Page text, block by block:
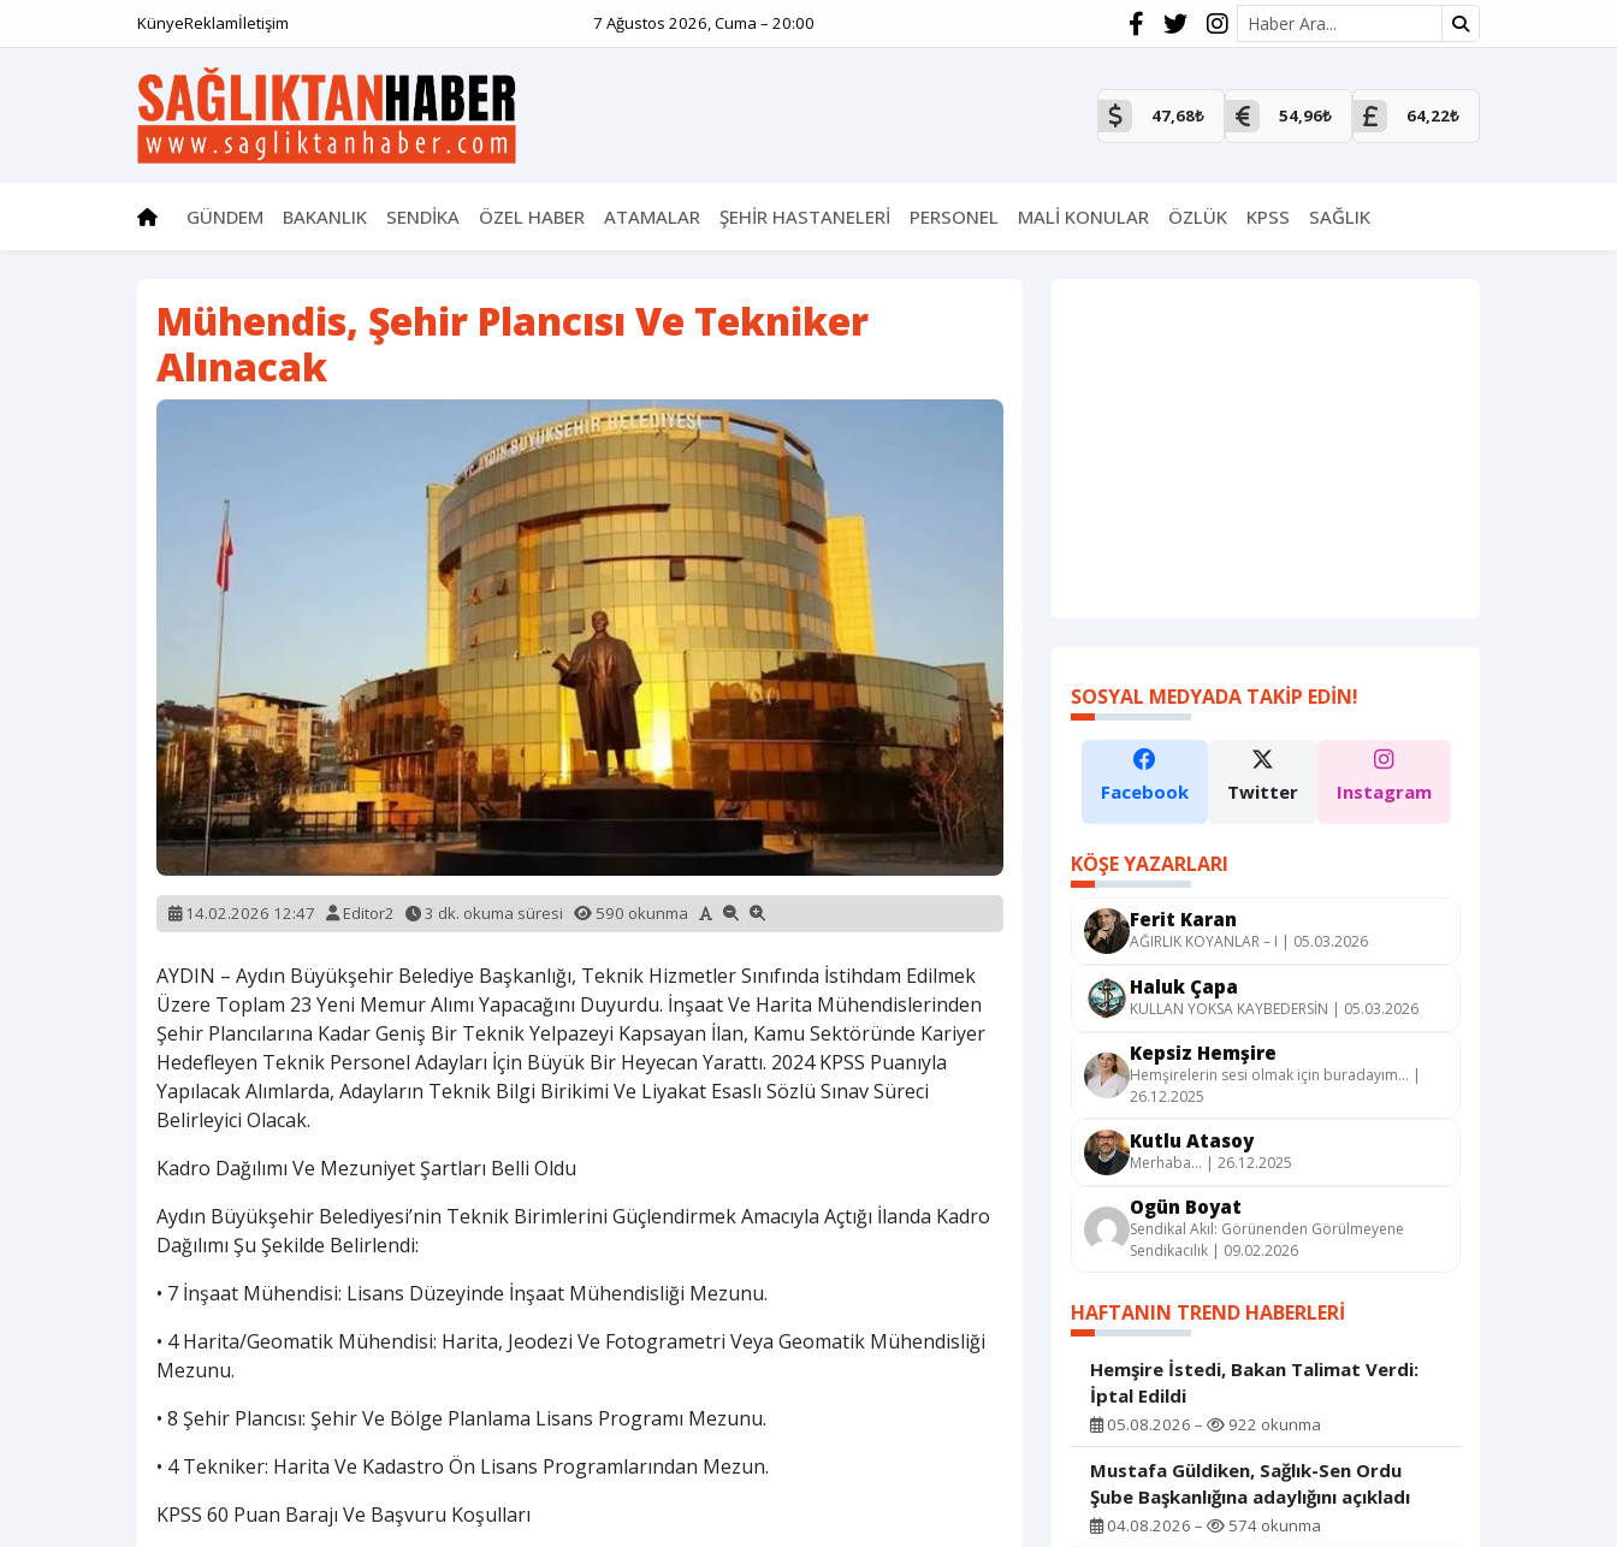
KünyeReklamİletişim 7 Ağustos 2026, Cuma – 20:00 Site içi arama
47,68₺ 54,96₺ 64,22₺
GÜNDEM BAKANLIK SENDİKA ÖZEL HABER ATAMALAR ŞEHİR HASTANELERİ PERSONEL MALİ KONULAR ÖZLÜK KPSS SAĞLIK
Mühendis, Şehir Plancısı Ve Tekniker
Alınacak
14.02.2026 12:47 Editor2 3 dk. okuma süresi 590 okunma
AYDIN – Aydın Büyükşehir Belediye Başkanlığı, Teknik Hizmetler Sınıfında İstihdam Edilmek
Üzere Toplam 23 Yeni Memur Alımı Yapacağını Duyurdu. İnşaat Ve Harita Mühendislerinden
Şehir Plancılarına Kadar Geniş Bir Teknik Yelpazeyi Kapsayan İlan, Kamu Sektöründe Kariyer
Hedefleyen Teknik Personel Adayları İçin Büyük Bir Heyecan Yarattı. 2024 KPSS Puanıyla
Yapılacak Alımlarda, Adayların Teknik Bilgi Birikimi Ve Liyakat Esaslı Sözlü Sınav Süreci
Belirleyici Olacak.
Kadro Dağılımı Ve Mezuniyet Şartları Belli Oldu
Aydın Büyükşehir Belediyesi’nin Teknik Birimlerini Güçlendirmek Amacıyla Açtığı İlanda Kadro
Dağılımı Şu Şekilde Belirlendi:
• 7 İnşaat Mühendisi: Lisans Düzeyinde İnşaat Mühendisliği Mezunu.
• 4 Harita/Geomatik Mühendisi: Harita, Jeodezi Ve Fotogrametri Veya Geomatik Mühendisliği
Mezunu.
• 8 Şehir Plancısı: Şehir Ve Bölge Planlama Lisans Programı Mezunu.
• 4 Tekniker: Harita Ve Kadastro Ön Lisans Programlarından Mezun.
KPSS 60 Puan Barajı Ve Başvuru Koşulları
SOSYAL MEDYADA TAKIP EDIN!
Facebook Twitter Instagram
KÖŞE YAZARLARI
Ferit Karan
AĞIRLIK KOYANLAR – I | 05.03.2026
Haluk Çapa
KULLAN YOKSA KAYBEDERSİN | 05.03.2026
Kepsiz Hemşire
Hemşirelerin sesi olmak için buradayım… |
26.12.2025
Kutlu Atasoy
Merhaba… | 26.12.2025
Ogün Boyat
Sendikal Akıl: Görünenden Görülmeyene
Sendikacılık | 09.02.2026
HAFTANIN TREND HABERLERI
Hemşire İstedi, Bakan Talimat Verdi:
İptal Edildi
05.08.2026 – 922 okunma
Mustafa Güldiken, Sağlık-Sen Ordu
Şube Başkanlığına adaylığını açıkladı
04.08.2026 – 574 okunma